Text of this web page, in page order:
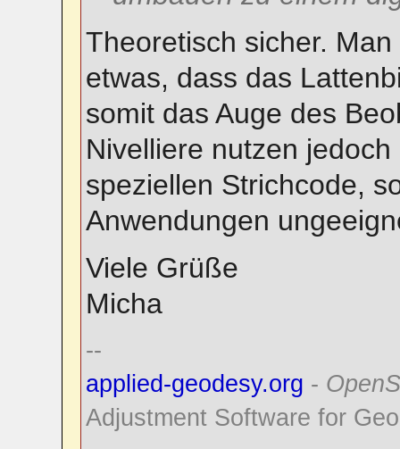
Theoretisch sicher.
etwas, dass das
somit das Auge des
Nivelliere nutzen
speziellen Strichcode,
Anwendungen
Viele Grüße
Micha
--
applied-geodesy.org -
Adjustment Software for